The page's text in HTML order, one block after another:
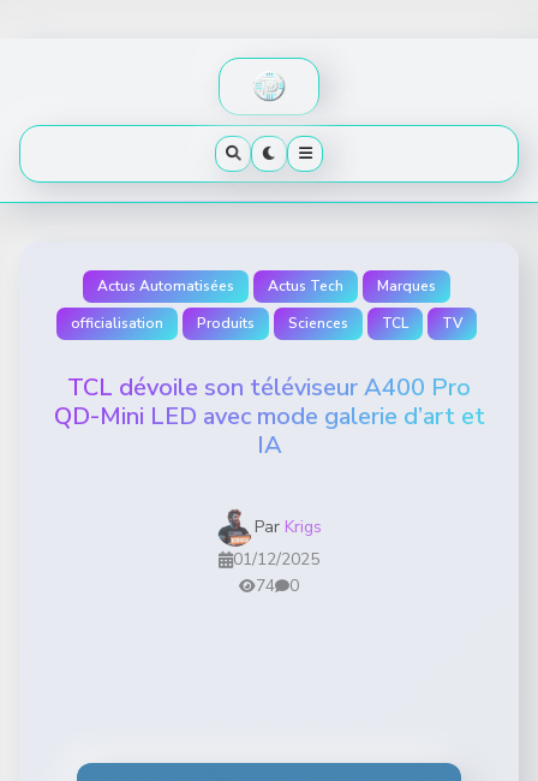
Actus Automatisées Actus Tech
Marques
officialisation
Produits Sciences TCL TV
TCL dévoile son téléviseur A400 Pro
QD-Mini LED avec mode galerie d’art et
IA
Par Krigs
01/12/2025
74
0